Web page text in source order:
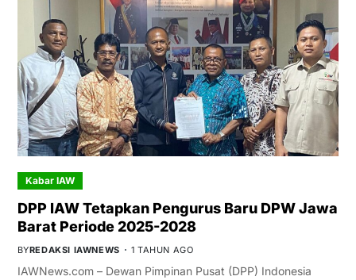
Kabar IAW
DPP IAW Tetapkan Pengurus Baru DPW Jawa
Barat Periode 2025-2028
BYREDAKSI IAWNEWS 1 TAHUN AGO
IAWNews.com – Dewan Pimpinan Pusat (DPP) Indonesia